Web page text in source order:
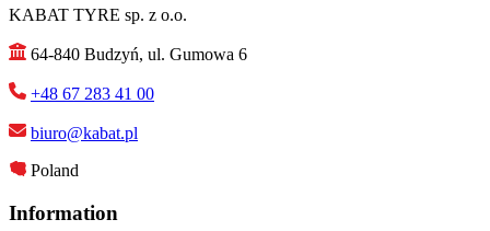
KABAT TYRE sp. z o.o.
64-840 Budzyń, ul. Gumowa 6
+48 67 283 41 00
biuro@kabat.pl
Poland
Information